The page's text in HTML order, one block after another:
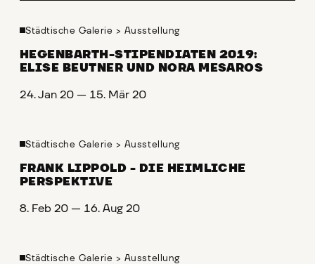
Städtische Galerie > Ausstellung
HEGENBARTH-STIPENDIATEN 2019:
ELISE BEUTNER UND NORA MESAROS
24. Jan 20 — 15. Mär 20
Städtische Galerie > Ausstellung
FRANK LIPPOLD - DIE HEIMLICHE
PERSPEKTIVE
8. Feb 20 — 16. Aug 20
Städtische Galerie > Ausstellung